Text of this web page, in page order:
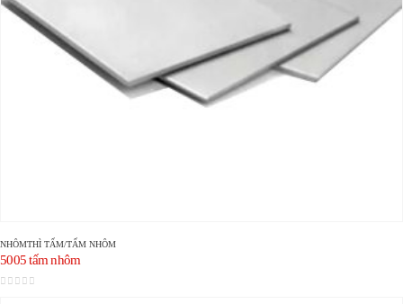
NHÔMTHÌ TẤM/TẤM NHÔM
5005 tấm nhôm